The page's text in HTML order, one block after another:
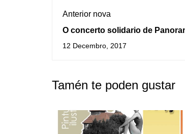
Anterior nova
O concerto solidario de
kilos de alimentos e 2.859 € na
12 Decembro, 2017
Tamén te poden gustar